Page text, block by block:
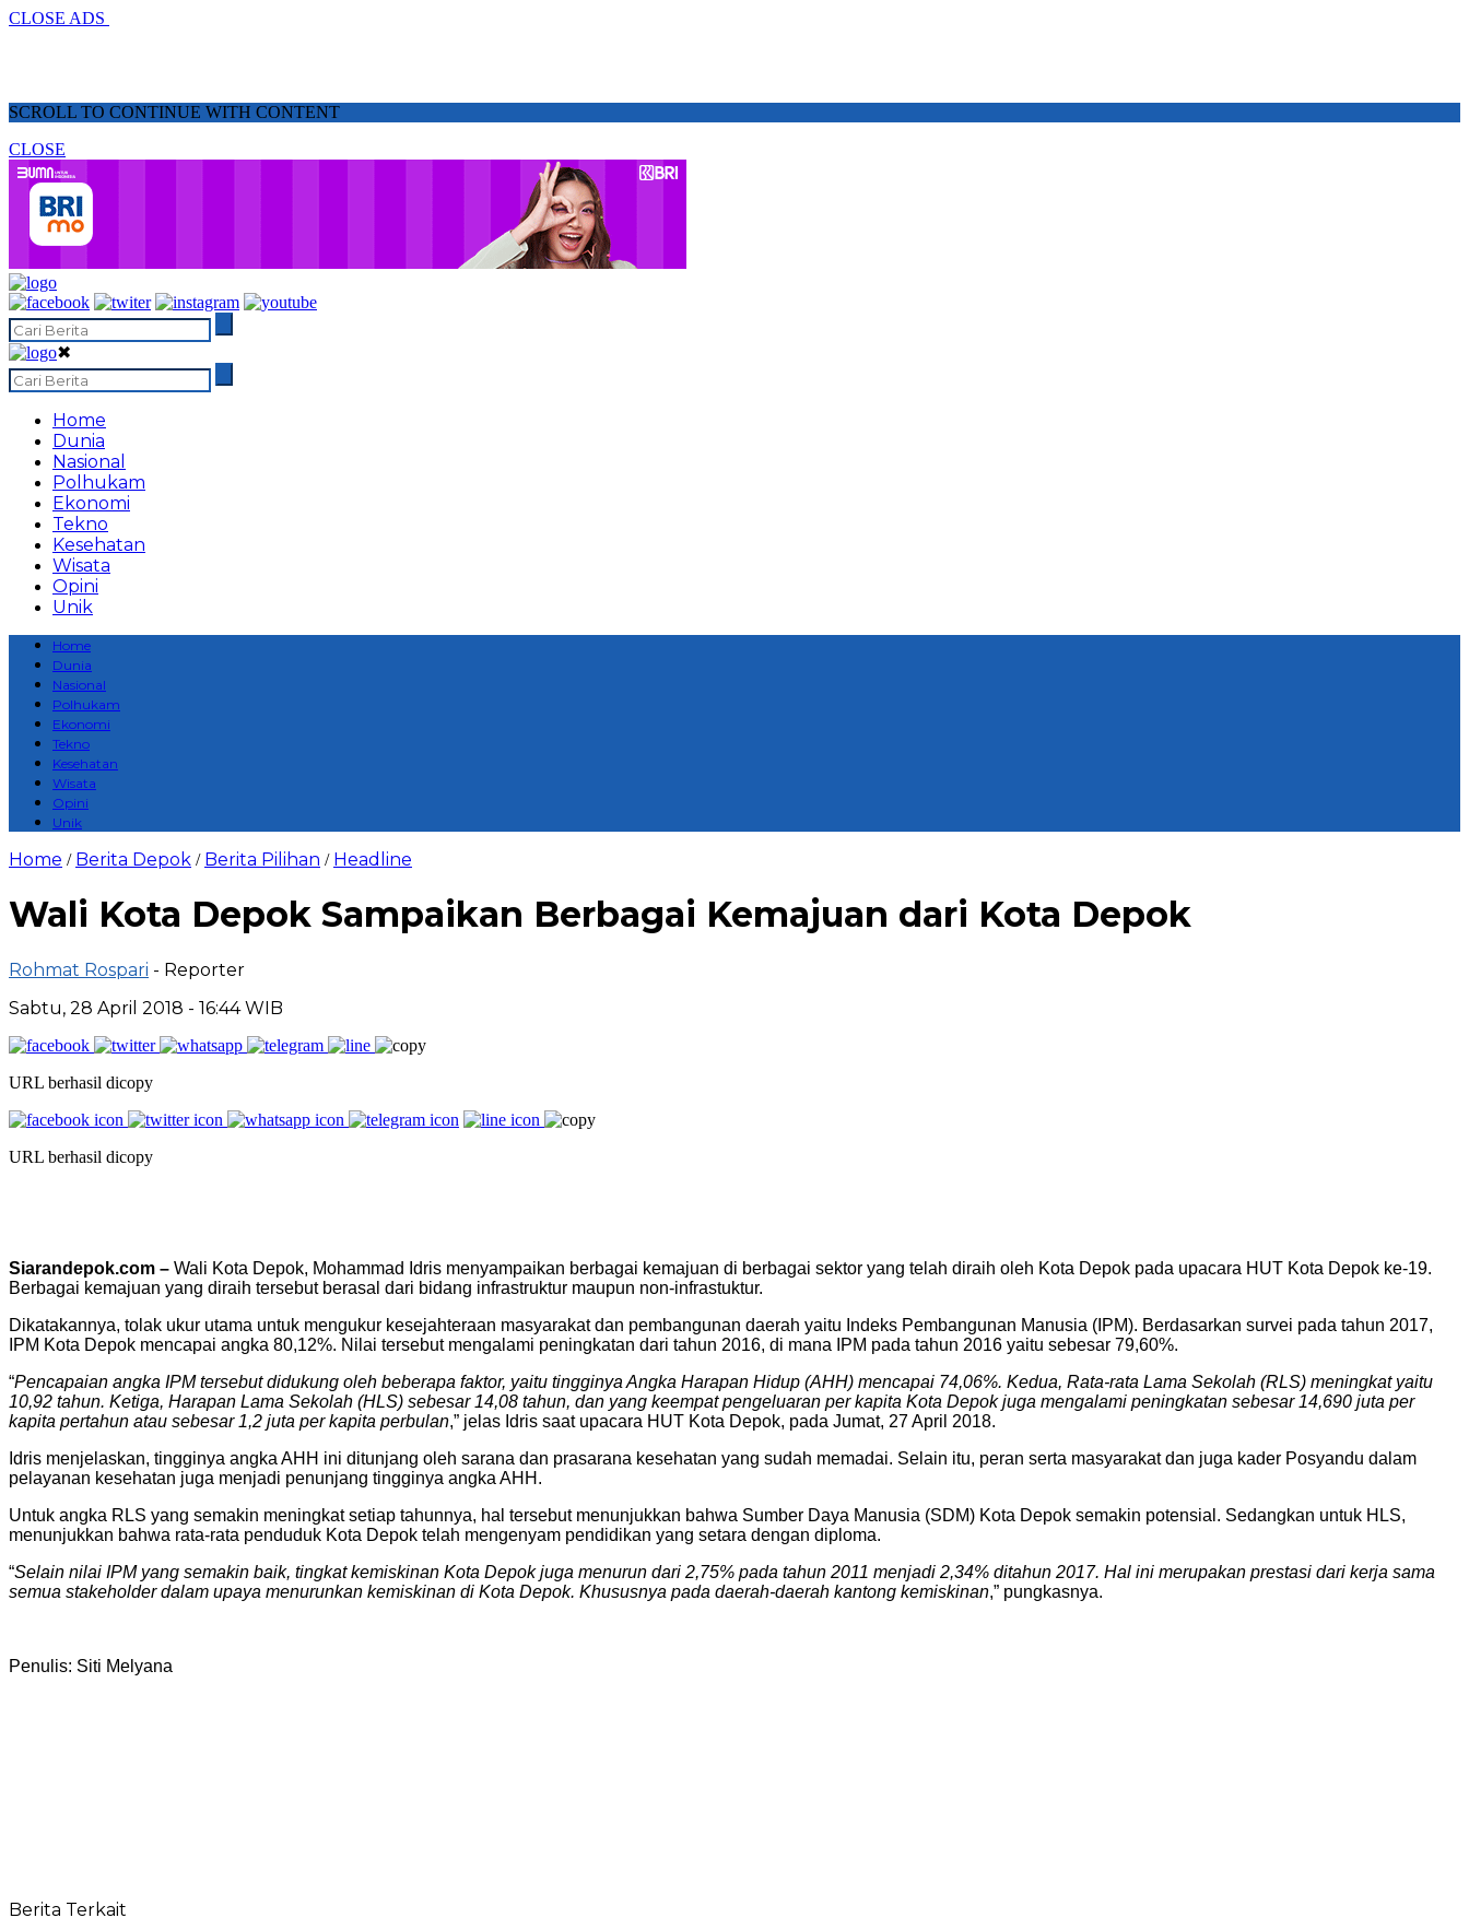
CLOSE ADS
SCROLL TO CONTINUE WITH CONTENT
CLOSE
✖
Home
Dunia
Nasional
Polhukam
Ekonomi
Tekno
Kesehatan
Wisata
Opini
Unik
Home
Dunia
Nasional
Polhukam
Ekonomi
Tekno
Kesehatan
Wisata
Opini
Unik
Home / Berita Depok / Berita Pilihan / Headline
Wali Kota Depok Sampaikan Berbagai Kemajuan dari Kota Depok
Rohmat Rospari - Reporter
Sabtu, 28 April 2018 - 16:44 WIB
URL berhasil dicopy
URL berhasil dicopy
Siarandepok.com – Wali Kota Depok, Mohammad Idris menyampaikan berbagai kemajuan di berbagai sektor yang telah diraih oleh Kota Depok pada upacara HUT Kota Depok ke-19.
Berbagai kemajuan yang diraih tersebut berasal dari bidang infrastruktur maupun non-infrastuktur.
Dikatakannya, tolak ukur utama untuk mengukur kesejahteraan masyarakat dan pembangunan daerah yaitu Indeks Pembangunan Manusia (IPM). Berdasarkan survei pada tahun 2017,
IPM Kota Depok mencapai angka 80,12%. Nilai tersebut mengalami peningkatan dari tahun 2016, di mana IPM pada tahun 2016 yaitu sebesar 79,60%.
“Pencapaian angka IPM tersebut didukung oleh beberapa faktor, yaitu tingginya Angka Harapan Hidup (AHH) mencapai 74,06%. Kedua, Rata-rata Lama Sekolah (RLS) meningkat yaitu
10,92 tahun. Ketiga, Harapan Lama Sekolah (HLS) sebesar 14,08 tahun, dan yang keempat pengeluaran per kapita Kota Depok juga mengalami peningkatan sebesar 14,690 juta per
kapita pertahun atau sebesar 1,2 juta per kapita perbulan,” jelas Idris saat upacara HUT Kota Depok, pada Jumat, 27 April 2018.
Idris menjelaskan, tingginya angka AHH ini ditunjang oleh sarana dan prasarana kesehatan yang sudah memadai. Selain itu, peran serta masyarakat dan juga kader Posyandu dalam
pelayanan kesehatan juga menjadi penunjang tingginya angka AHH.
Untuk angka RLS yang semakin meningkat setiap tahunnya, hal tersebut menunjukkan bahwa Sumber Daya Manusia (SDM) Kota Depok semakin potensial. Sedangkan untuk HLS,
menunjukkan bahwa rata-rata penduduk Kota Depok telah mengenyam pendidikan yang setara dengan diploma.
“Selain nilai IPM yang semakin baik, tingkat kemiskinan Kota Depok juga menurun dari 2,75% pada tahun 2011 menjadi 2,34% ditahun 2017. Hal ini merupakan prestasi dari kerja sama
semua stakeholder dalam upaya menurunkan kemiskinan di Kota Depok. Khususnya pada daerah-daerah kantong kemiskinan,” pungkasnya.
Penulis: Siti Melyana
Berita Terkait